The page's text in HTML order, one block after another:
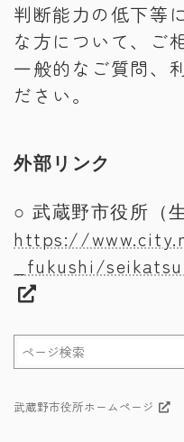
判断能力の低下等
な方について、ご
一般的なご質問、
ださい。
外部リンク
○ 武蔵野市役所（
https://
_fukushi/
武蔵野市役所ホームページ